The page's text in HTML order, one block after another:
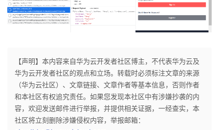
【声明】本内容来自华为云开发者社区博主，不代表华为云及
华为云开发者社区的观点和立场。转载时必须标注文章的来源
（华为云社区）、文章链接、文章作者等基本信息，否则作者
和本社区有权追究责任。如果您发现本社区中有涉嫌抄袭的内
容，欢迎发送邮件进行举报，并提供相关证据，一经查实，本
社区将立刻删除涉嫌侵权内容，举报邮箱：